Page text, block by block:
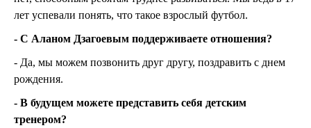
лет успевали понять, что такое взрослый футбол.
- С Аланом Дзагоевым поддерживаете отношения?
- Да, мы можем позвонить друг другу, поздравить с днем
рождения.
- В будущем можете представить себя детским
тренером?